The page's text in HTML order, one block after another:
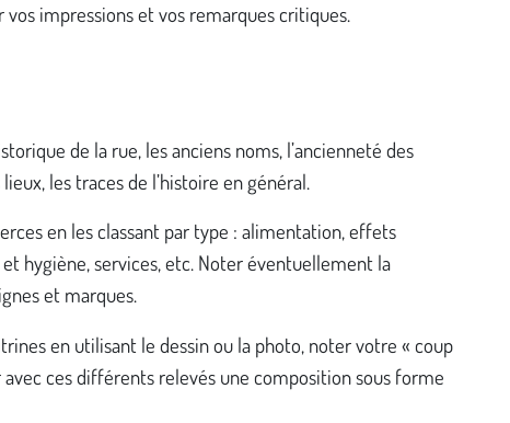
impressions et vos remarques critiques.
de la rue, les anciens noms, l’ancienneté des
les traces de l’histoire en général.
en les classant par type : alimentation, effets
hygiène, services, etc. Noter éventuellement la
et marques.
en utilisant le dessin ou la photo, noter votre « coup
ces différents relevés une composition sous forme